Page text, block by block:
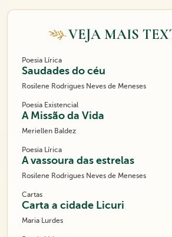
VEJA MAIS
Poesia Lírica
Saudades do céu
Rosilene Rodrigues Neves de Meneses
Poesia Existencial
A Missão da Vida
Meriellen Baldez
Poesia Lírica
A vassoura das estrelas
Rosilene Rodrigues Neves de Meneses
Cartas
Carta a cidade Licuri
Maria Lurdes